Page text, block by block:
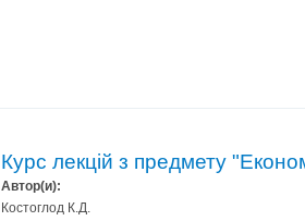
Курс лекцій з предмету
Автор(и):
Костоглод К.Д.